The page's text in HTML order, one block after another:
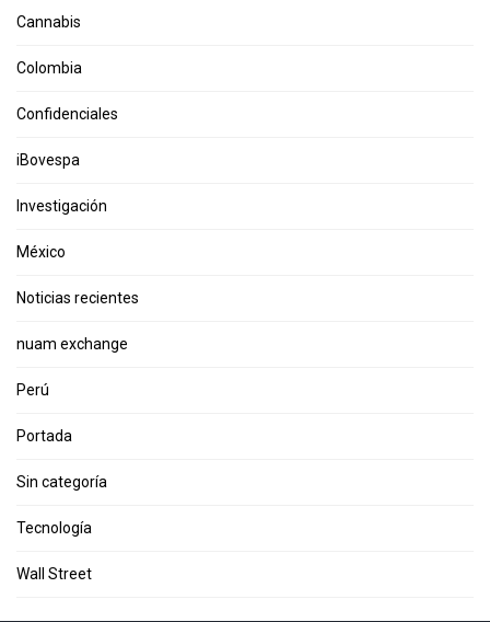
Cannabis
Colombia
Confidenciales
iBovespa
Investigación
México
Noticias recientes
nuam exchange
Perú
Portada
Sin categoría
Tecnología
Wall Street